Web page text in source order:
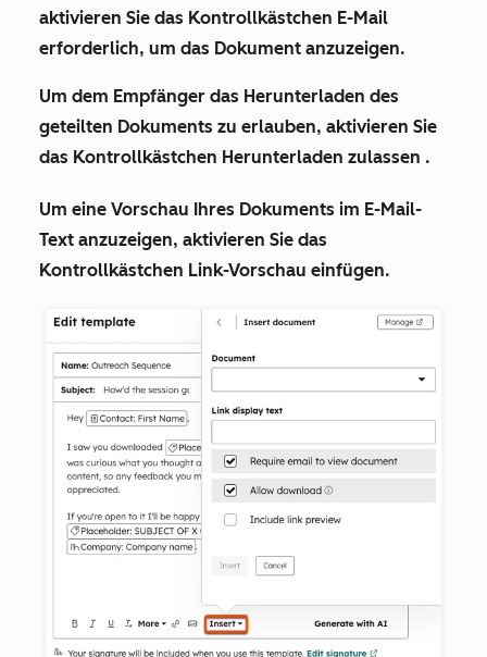
aktivieren Sie das Kontrollkästchen E-Mail
erforderlich, um das Dokument anzuzeigen.
Um dem Empfänger das Herunterladen des
geteilten Dokuments zu erlauben, aktivieren Sie
das Kontrollkästchen Herunterladen zulassen .
Um eine Vorschau Ihres Dokuments im E-Mail-
Text anzuzeigen, aktivieren Sie das
Kontrollkästchen Link-Vorschau einfügen.